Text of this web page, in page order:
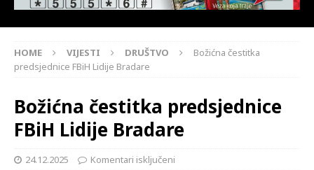
HOME VIJESTI DRUŠTVO
Božićna čestitka
predsjednice FBiH Lidije Bradare
Božićna čestitka predsjednice
FBiH Lidije Bradare
24.12.2025 Komentari isključeni